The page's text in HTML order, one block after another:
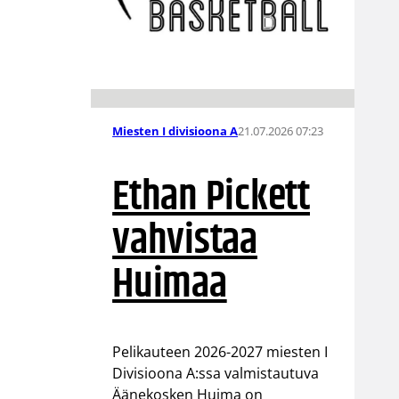
Miesten I divisioona A21.07.2026 07:23
Ethan Pickett
vahvistaa
Huimaa
Pelikauteen 2026-2027 miesten I
Divisioona A:ssa valmistautuva
Äänekosken Huima on